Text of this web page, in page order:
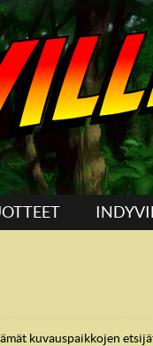
kuvauspaikkojen